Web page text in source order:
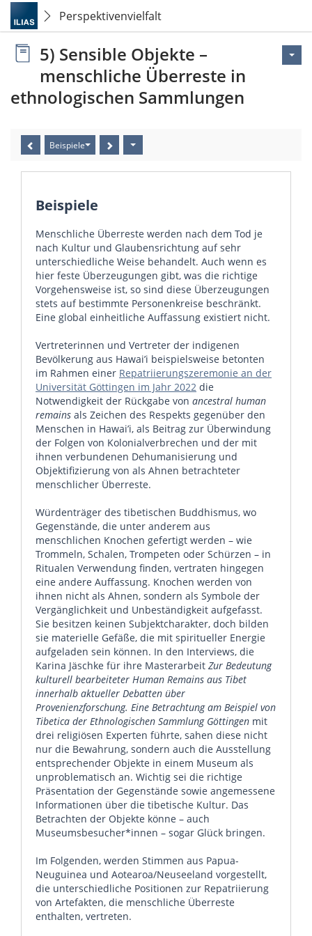
Perspektivenvielfalt
5) Sensible Objekte –
menschliche Überreste in
ethnologischen Sammlungen
Beispiele
Beispiele
Menschliche Überreste werden nach dem Tod je
nach Kultur und Glaubensrichtung auf sehr
unterschiedliche Weise behandelt. Auch wenn es
hier feste Überzeugungen gibt, was die richtige
Vorgehensweise ist, so sind diese Überzeugungen
stets auf bestimmte Personenkreise beschränkt.
Eine global einheitliche Auffassung existiert nicht.
Vertreterinnen und Vertreter der indigenen
Bevölkerung aus Hawai’i beispielsweise betonten
im Rahmen einer Repatriierungszeremonie an der
Universität Göttingen im Jahr 2022 die
Notwendigkeit der Rückgabe von ancestral human
remains als Zeichen des Respekts gegenüber den
Menschen in Hawai’i, als Beitrag zur Überwindung
der Folgen von Kolonialverbrechen und der mit
ihnen verbundenen Dehumanisierung und
Objektifizierung von als Ahnen betrachteter
menschlicher Überreste.
Würdenträger des tibetischen Buddhismus, wo
Gegenstände, die unter anderem aus
menschlichen Knochen gefertigt werden – wie
Trommeln, Schalen, Trompeten oder Schürzen – in
Ritualen Verwendung finden, vertraten hingegen
eine andere Auffassung. Knochen werden von
ihnen nicht als Ahnen, sondern als Symbole der
Vergänglichkeit und Unbeständigkeit aufgefasst.
Sie besitzen keinen Subjektcharakter, doch bilden
sie materielle Gefäße, die mit spiritueller Energie
aufgeladen sein können. In den Interviews, die
Karina Jäschke für ihre Masterarbeit Zur Bedeutung
kulturell bearbeiteter Human Remains aus Tibet
innerhalb aktueller Debatten über
Provenienzforschung. Eine Betrachtung am Beispiel von
Tibetica der Ethnologischen Sammlung Göttingen mit
drei religiösen Experten führte, sahen diese nicht
nur die Bewahrung, sondern auch die Ausstellung
entsprechender Objekte in einem Museum als
unproblematisch an. Wichtig sei die richtige
Präsentation der Gegenstände sowie angemessene
Informationen über die tibetische Kultur. Das
Betrachten der Objekte könne – auch
Museumsbesucher*innen – sogar Glück bringen.
Im Folgenden, werden Stimmen aus Papua-
Neuguinea und Aotearoa/Neuseeland vorgestellt,
die unterschiedliche Positionen zur Repatriierung
von Artefakten, die menschliche Überreste
enthalten, vertreten.